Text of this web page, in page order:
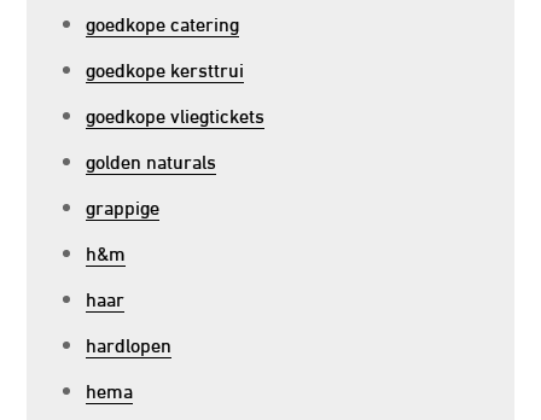
goedkope catering
goedkope kersttrui
goedkope vliegtickets
golden naturals
grappige
h&m
haar
hardlopen
hema